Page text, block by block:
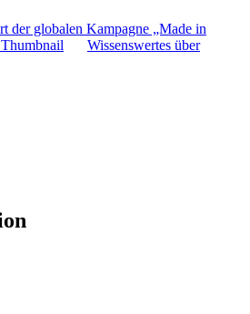
der globalen Kampagne „Made in
Wissenswertes über